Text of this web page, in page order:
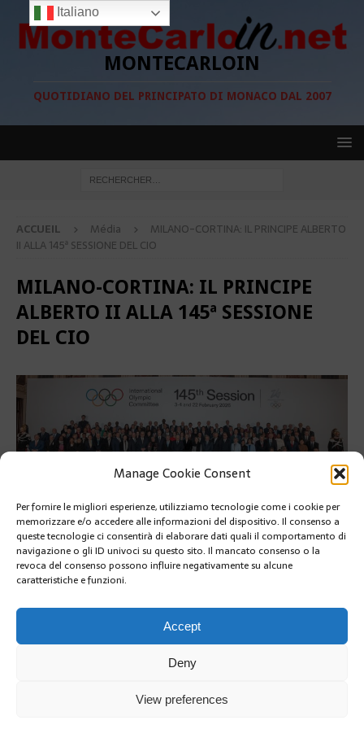
Manage Cookie Consent
Per fornire le migliori esperienze, utilizziamo tecnologie come i cookie per
memorizzare e/o accedere alle informazioni del dispositivo. Il consenso a
queste tecnologie ci consentirà di elaborare dati quali il comportamento di
navigazione o gli ID univoci su questo sito. Il mancato consenso o la
revoca del consenso possono influire negativamente su alcune
caratteristiche e funzioni.
Accept
Deny
View preferences
MONTECARLOIN
QUOTIDIANO DEL PRINCIPATO DI MONACO DAL 2007
ACCUEIL Média
MILANO-CORTINA: IL PRINCIPE ALBERTO
II ALLA 145ª SESSIONE DEL CIO
MILANO-CORTINA: IL PRINCIPE
ALBERTO II ALLA 145ª SESSIONE
DEL CIO
Internazionale Olimpico, ha preso parte alla cerimonia di
apertura della 145ª sessione del CIO
Il Principe Alberto II di Monaco, membro del Comitato
Internazionale Olimpico, ha preso parte alla cerimonia di
apertura della 145ª sessione del CIO
Italiano